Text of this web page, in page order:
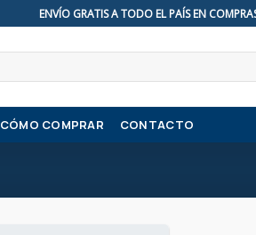
ENVÍO GRATIS A TODO EL PAÍS EN
CÓMO COMPRAR CONTACTO